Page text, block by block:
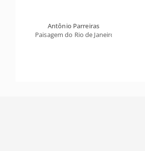
Antônio Parreiras
Paisagem do Rio de Janeiro